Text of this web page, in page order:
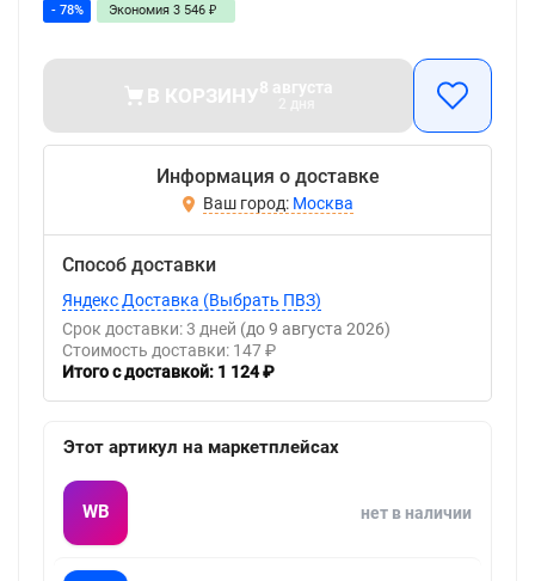
- 78% Экономия 3 546 ₽
В КОРЗИНУ8 августа
Информация о доставке
Москва
Способ доставки
Яндекс Доставка (Выбрать ПВЗ)
Срок доставки: 3 дней (до 9 августа 2026)
Стоимость доставки: 147 ₽
Итого с доставкой: 1 124 ₽
Этот артикул на маркетплейсах
WB нет в наличии